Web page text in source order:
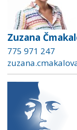
Zuzana
775 971 247